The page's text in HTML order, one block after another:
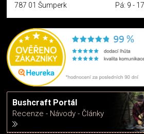
787 01 Šumperk
Pá: 9 -
Bushcraft Portál
Recenze - Návody - Články